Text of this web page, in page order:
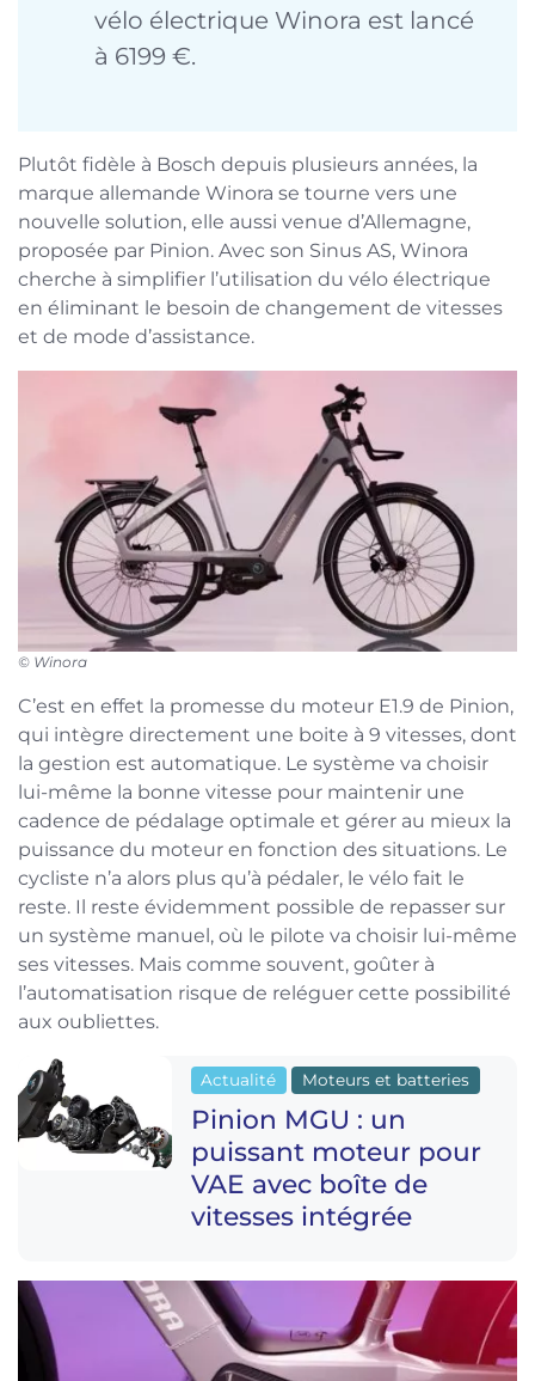
vélo électrique Winora est lancé
à 6199 €.
Plutôt fidèle à Bosch depuis plusieurs années, la
marque allemande Winora se tourne vers une
nouvelle solution, elle aussi venue d’Allemagne,
proposée par Pinion. Avec son Sinus AS, Winora
cherche à simplifier l’utilisation du vélo électrique
en éliminant le besoin de changement de vitesses
et de mode d’assistance.
© Winora
C’est en effet la promesse du moteur E1.9 de Pinion,
qui intègre directement une boite à 9 vitesses, dont
la gestion est automatique. Le système va choisir
lui-même la bonne vitesse pour maintenir une
cadence de pédalage optimale et gérer au mieux la
puissance du moteur en fonction des situations. Le
cycliste n’a alors plus qu’à pédaler, le vélo fait le
reste. Il reste évidemment possible de repasser sur
un système manuel, où le pilote va choisir lui-même
ses vitesses. Mais comme souvent, goûter à
l’automatisation risque de reléguer cette possibilité
aux oubliettes.
Actualité Moteurs et batteries
Pinion MGU : un
puissant moteur pour
VAE avec boîte de
vitesses intégrée